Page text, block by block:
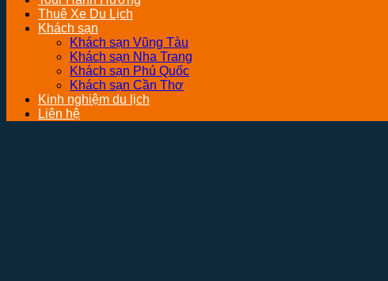
Thuê Xe Du Lịch
Khách sạn
Khách sạn Vũng Tàu
Khách sạn Nha Trang
Khách sạn Phú Quốc
Khách sạn Cần Thơ
Kinh nghiệm du lịch
Liên hệ